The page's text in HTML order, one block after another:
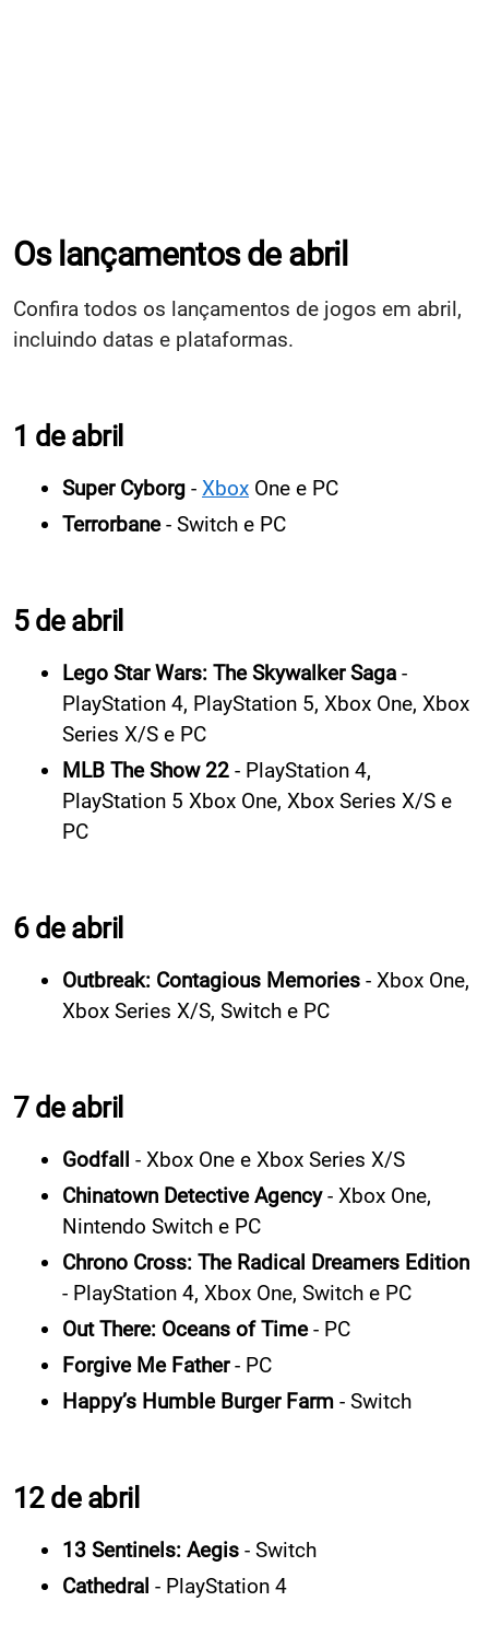
Os lançamentos de abril
Confira todos os lançamentos de jogos em abril,
incluindo datas e plataformas.
1 de abril
Super Cyborg - Xbox One e PC
Terrorbane- Switch e PC
5 de abril
Lego Star Wars: The Skywalker Saga -
PlayStation 4, PlayStation 5, Xbox One, Xbox
Series X/S e PC
MLB The Show 22 - PlayStation 4,
PlayStation 5 Xbox One, Xbox Series X/S e
PC
6 de abril
Outbreak: Contagious Memories - Xbox One,
Xbox Series X/S, Switch e PC
7 de abril
Godfall - Xbox One e Xbox Series X/S
Chinatown Detective Agency- Xbox One,
Nintendo Switch e PC
Chrono Cross: The Radical Dreamers Edition
- PlayStation 4, Xbox One, Switch e PC
Out There: Oceans of Time- PC
Forgive Me Father- PC
Happy’s Humble Burger Farm - Switch
12 de abril
13 Sentinels: Aegis - Switch
Cathedral - PlayStation 4